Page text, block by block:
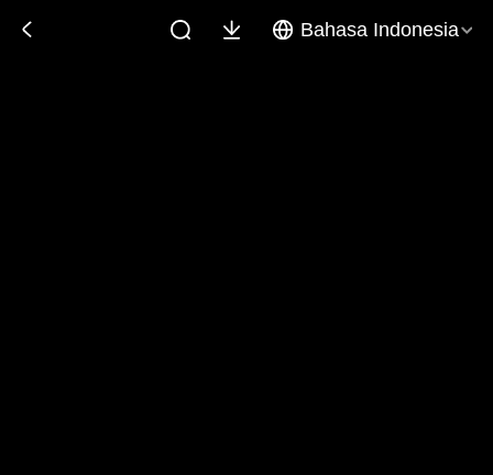
Bahasa Indonesia